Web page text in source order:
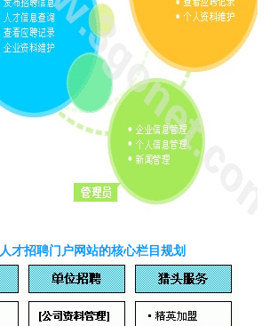
人才招聘门户网站的核心栏目规划